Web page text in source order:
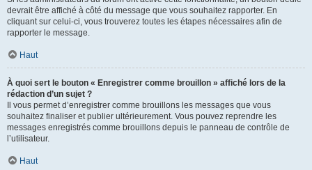
devrait être affiché à côté du message que vous souhaitez rapporter. En
cliquant sur celui-ci, vous trouverez toutes les étapes nécessaires afin de
rapporter le message.
Haut
À quoi sert le bouton « Enregistrer comme brouillon » affiché lors de la
rédaction d’un sujet ?
Il vous permet d’enregistrer comme brouillons les messages que vous
souhaitez finaliser et publier ultérieurement. Vous pouvez reprendre les
messages enregistrés comme brouillons depuis le panneau de contrôle de
l’utilisateur.
Haut